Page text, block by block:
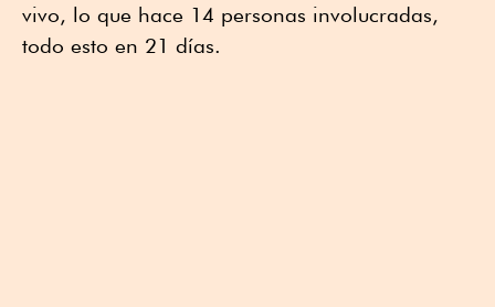
vivo, lo que hace 14 personas involucradas,
todo esto en 21 días.